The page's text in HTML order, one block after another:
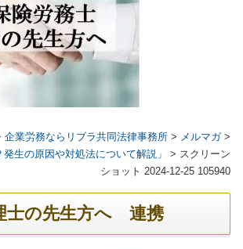
企業労務ならリブラ共同法律事務所 > メルマガ>
発生の原因や対処法について解説」
> スクリーン
ショット 2024-12-25 105940
士の先生方へ 連携